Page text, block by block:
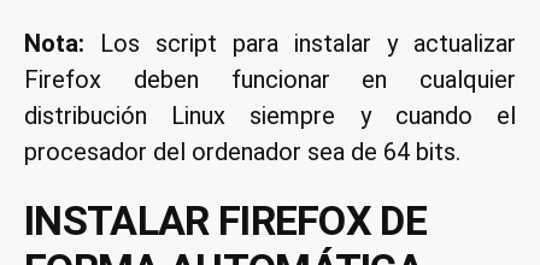
Nota: Los script para instalar y actualizar
Firefox deben funcionar en cualquier
distribución Linux siempre y cuando el
procesador del ordenador sea de 64 bits.
INSTALAR FIREFOX DE